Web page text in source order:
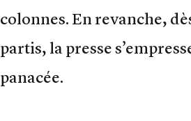
colonnes. En revanche,
partis, la presse
panacée.